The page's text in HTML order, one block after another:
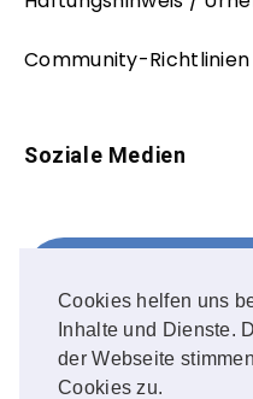
Cookies helfen uns
Inhalte und Dienste.
der Webseite
Cookies zu.
Community-Richtlinien
Soziale Medien
FOLLOW ME!
Instagram
OUR PHOTOS!